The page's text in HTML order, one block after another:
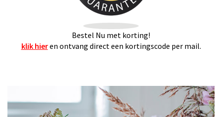
Bestel Nu met korting!
klik hieren ontvang direct een kortingscode per mail.